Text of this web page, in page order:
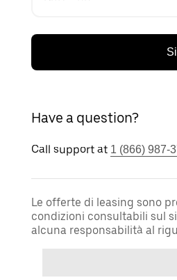
Have a question?
Call support at 1 (866) 987-
Le offerte di leasing sono
condizioni consultabili sul
alcuna responsabilità al